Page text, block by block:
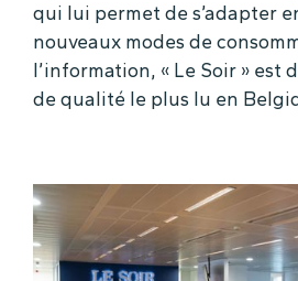
qui lui permet de s’adapter
nouveaux modes de
l’information, « Le Soir » est
de qualité le plus lu en